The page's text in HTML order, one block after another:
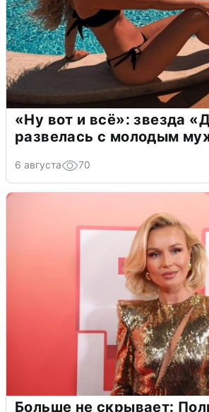
«Ну вот и всё»: звезда
развелась с молодым
6 августа 70
Больше не скрывает: